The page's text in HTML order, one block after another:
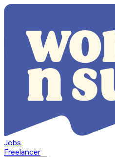
Jobs
Freelancer